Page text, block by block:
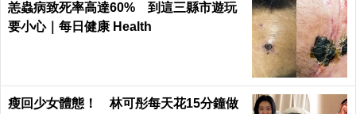
恙蟲病致死率高達60% 到這三縣市遊玩
要小心｜每日健康 Health
瘦回少女體態！ 林可彤每天花15分鐘做